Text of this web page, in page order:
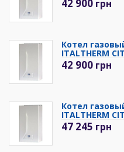
42 900 грн
Котел
ITALTHERM
42 900 грн
Котел
ITALTHERM
47 245 грн